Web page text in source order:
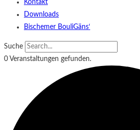
Kontakt
Downloads
Bischemer BouliGäns‘
Suche
0 Veranstaltungen gefunden.